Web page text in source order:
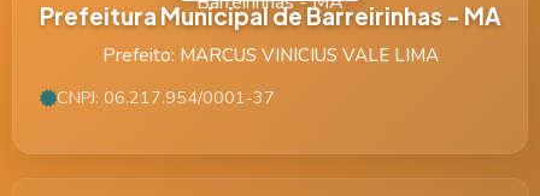
Prefeitura Municipal de Barreirinhas - MA
Prefeito: MARCUS VINICIUS VALE LIMA
CNPJ: 06.217.954/0001-37